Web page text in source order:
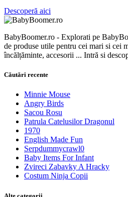
Descoperă aici
BabyBoomer.ro - Explorati pe
de produse utile pentru cei mari si cei
încălțăminte, accesorii ... Intră si
Căutări recente
Minnie Mouse
Angry Birds
Sacou Rosu
Patrula Catelusilor Dragonul
1970
English Made Fun
Serpdummycrawl0
Baby Items For Infant
Zvireci Zabavky A Hracky
Costum Ninja Copii